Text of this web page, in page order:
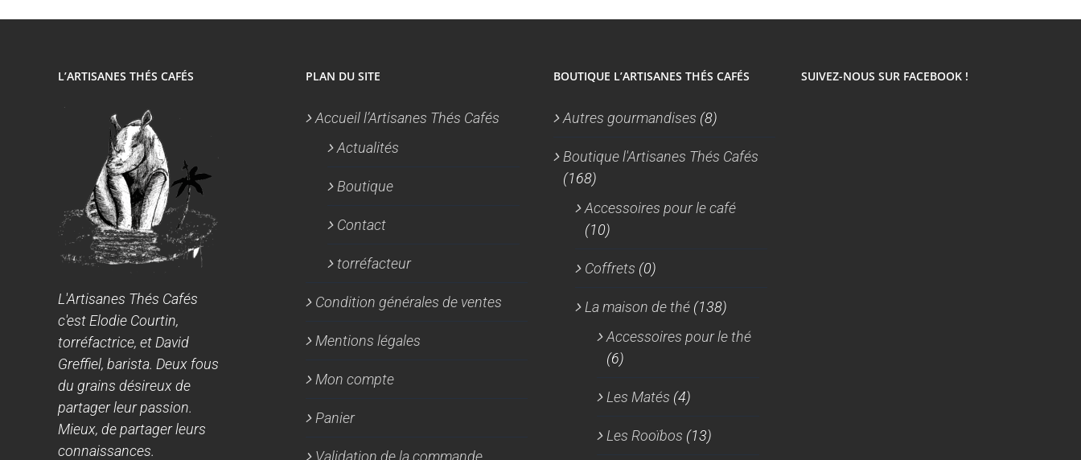
L’ARTISANES THÉS CAFÉS
L'Artisanes Thés Cafés
c'est Elodie Courtin,
torréfactrice, et David
Greffiel, barista. Deux fous
du grains désireux de
partager leur passion.
Mieux, de partager leurs
connaissances.
PLAN DU SITE
Accueil l’Artisanes Thés Cafés
Actualités
Boutique
Contact
torréfacteur
Condition générales de ventes
Mentions légales
Mon compte
Panier
Validation de la commande
BOUTIQUE L’ARTISANES THÉS CAFÉS
Autres gourmandises (8)
Boutique l'Artisanes Thés Cafés
(168)
Accessoires pour le café
(10)
Coffrets (0)
La maison de thé (138)
Accessoires pour le thé
(6)
Les Matés (4)
Les Rooïbos (13)
SUIVEZ-NOUS SUR FACEBOOK !